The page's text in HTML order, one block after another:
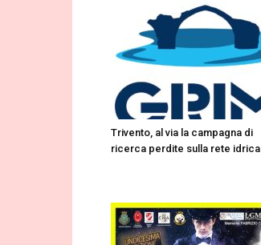
Trivento, al via la campagna di
ricerca perdite sulla rete idrica